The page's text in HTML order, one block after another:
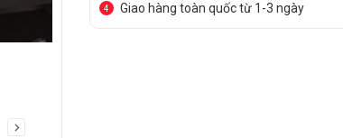
4 Giao hàng toàn quốc từ 1-3 ngày